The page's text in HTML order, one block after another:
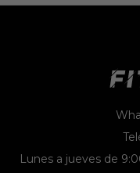
Lunes a jueves de